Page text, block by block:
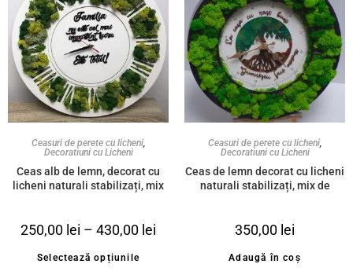
Ceasuri de perete cu licheni,
Decoratiuni cu Licheni
Ceas alb de lemn, decorat cu
licheni naturali stabilizați, mix
important lucru, este totul!”
250,00 lei – 430,00 lei
Selectează opțiunile
Ceasuri de perete cu licheni,
Decoratiuni cu Licheni
Ceas de lemn decorat cu licheni
naturali stabilizați, mix de
Dumnezeu face minuni” 40cm
350,00 lei
Adaugă în coș